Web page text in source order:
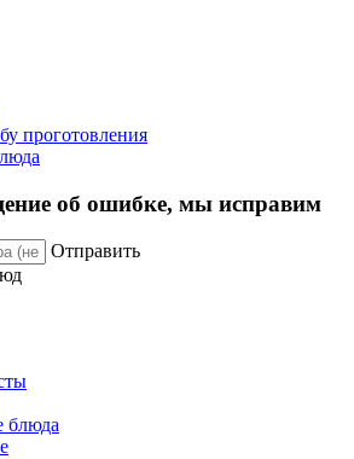
проготовления
об ошибке, мы исправим
Отправить
блюда